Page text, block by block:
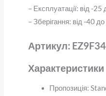
– Експлуатації: від -25
– Зберігання: від -40
Артикул:
Характеристики
Пропозиція: